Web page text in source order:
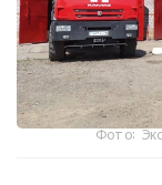
Фото: